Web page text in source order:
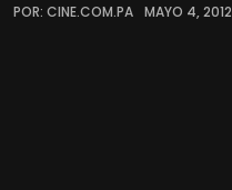
POR: CINE.COM.PA MAYO 4, 2012